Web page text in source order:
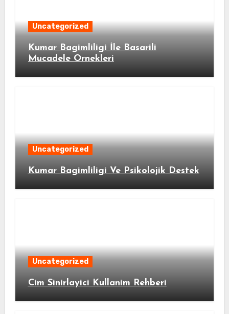
Uncategorized
Kumar Bagimliligi İle Basarili
Mucadele Ornekleri
Uncategorized
Kumar Bagimliligi Ve Psikolojik Destek
Uncategorized
Cim Sinirlayici Kullanim Rehberi